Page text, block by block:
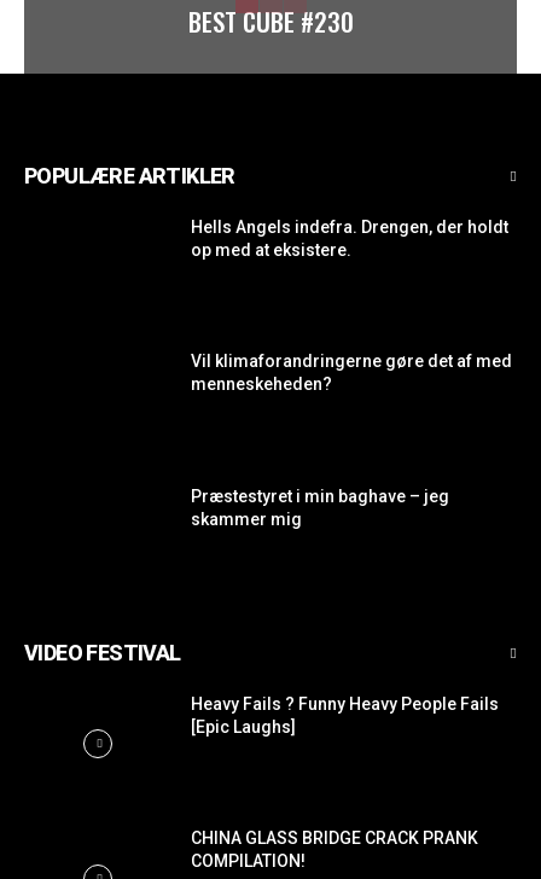
BEST CUBE #230
POPULÆRE ARTIKLER
Hells Angels indefra. Drengen, der holdt
op med at eksistere.
Vil klimaforandringerne gøre det af med
menneskeheden?
Præstestyret i min baghave – jeg
skammer mig
VIDEO FESTIVAL
Heavy Fails ? Funny Heavy People Fails
[Epic Laughs]
CHINA GLASS BRIDGE CRACK PRANK
COMPILATION!